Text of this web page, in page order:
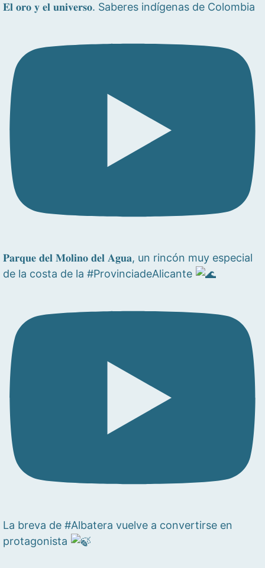
𝐄𝐥 𝐨𝐫𝐨 𝐲 𝐞𝐥 𝐮𝐧𝐢𝐯𝐞𝐫𝐬𝐨. Saberes indígenas de Colombia
𝐏𝐚𝐫𝐪𝐮𝐞 𝐝𝐞𝐥 𝐌𝐨𝐥𝐢𝐧𝐨 𝐝𝐞𝐥 𝐀𝐠𝐮𝐚, un rincón muy especial
de la costa de la #ProvinciadeAlicante
La breva de #Albatera vuelve a convertirse en
protagonista